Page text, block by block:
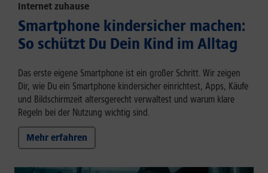
Internet zuhause
Smartphone kindersicher machen:
So schützt Du Dein Kind im Alltag
Das erste eigene Smartphone ist ein großer Schritt. Wir zeigen
Dir, wie Du ein Smartphone kindersicher einrichtest, Apps, Käufe
und Bildschirmzeit altersgerecht verwaltest und warum klare
Regeln bei der Nutzung wichtig sind.
Mehr erfahren